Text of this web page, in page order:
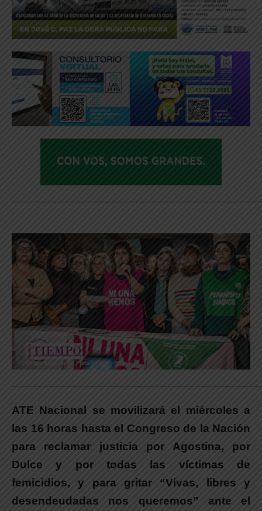
ATE Nacional se movilizará el miércoles a
las 16 horas hasta el Congreso de la Nación
para reclamar justicia por Agostina, por
Dulce y por todas las víctimas de
femicidios, y para gritar “Vivas, libres y
desendeudadas nos queremos” ante el